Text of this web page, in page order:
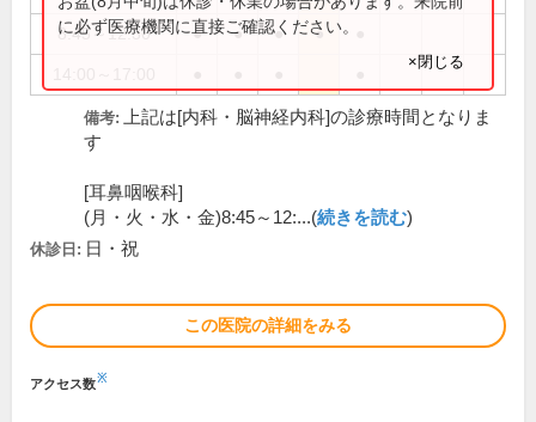
8:45～12:30 ● ● ● ●
に必ず医療機関に直接ご確認ください。
×閉じる
備考:
上記は[内科・脳神経内科]の診療時間となりま
す
[耳鼻咽喉科]
(月・火・水・金)8:45～12:...(続きを読む)
休診日: 日・祝
この医院の詳細をみる
アクセス数※